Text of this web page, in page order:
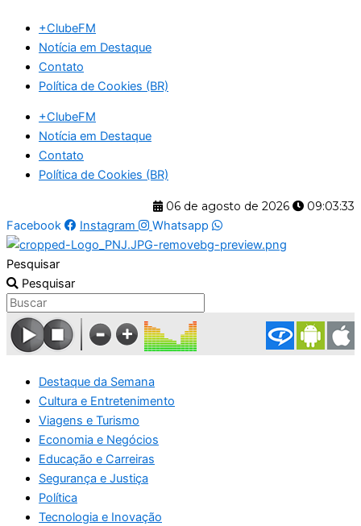
para
conteúdo
+ClubeFM
Notícia em Destaque
Contato
Política de Cookies (BR)
+ClubeFM
Notícia em Destaque
Contato
Política de Cookies (BR)
06 de agosto de 2026
09:03:34
Facebook
Instagram Whatsapp
Pesquisar
Pesquisar
Destaque da Semana
Cultura e Entretenimento
Viagens e Turismo
Economia e Negócios
Educação e Carreiras
Segurança e Justiça
Política
Tecnologia e Inovação